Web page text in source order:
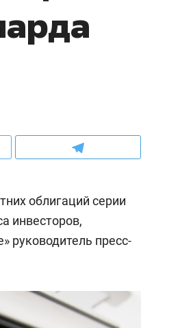
облигаций серии
инвесторов,
руководитель пресс-
мастеров налогах и развитии
Рекомендуем
с ментальным и
состоянием как